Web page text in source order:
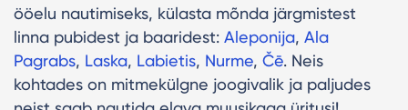
ööelu nautimiseks, külasta mõnda järgmistest
linna pubidest ja baaridest: Aleponija, Ala
Pagrabs, Laska, Labietis, Nurme, Čē. Neis
kohtades on mitmekülgne joogivalik ja paljudes